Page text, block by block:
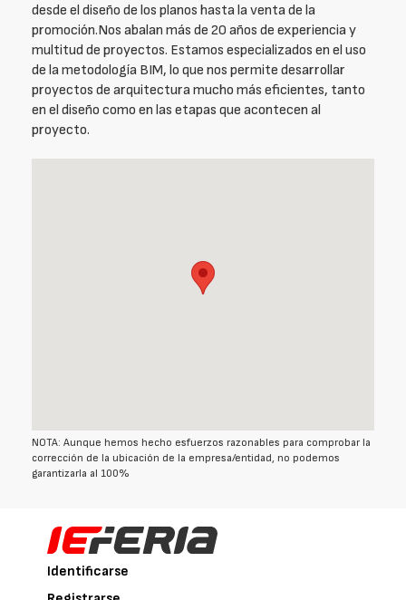
desde el diseño de los planos hasta la venta de la
promoción.Nos abalan más de 20 años de experiencia y
multitud de proyectos. Estamos especializados en el uso
de la metodología BIM, lo que nos permite desarrollar
proyectos de arquitectura mucho más eficientes, tanto
en el diseño como en las etapas que acontecen al
proyecto.
NOTA: Aunque hemos hecho esfuerzos razonables para comprobar la
corrección de la ubicación de la empresa/entidad, no podemos
garantizarla al 100%
Identificarse